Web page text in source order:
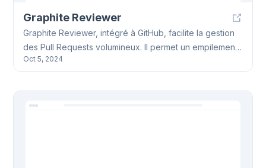
Graphite Reviewer
Graphite Reviewer, intégré à GitHub, facilite la gestion
des Pull Requests volumineux. Il permet un empilement
logique des PR, une revue de code plus rapide et des
améliorant l'efficacité de l'équipe. Graphite Reviewer
offre une solution efficace pour optimiser le workflow
Oct 5, 2024